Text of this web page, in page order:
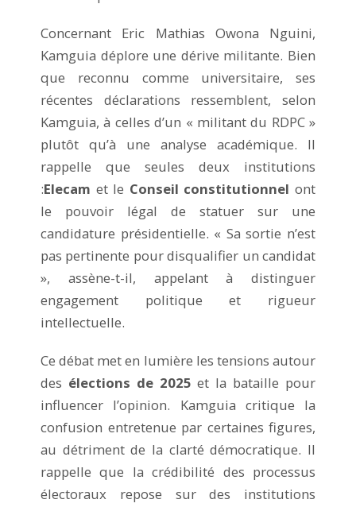
Concernant Eric Mathias Owona Nguini,
Kamguia déplore une dérive militante. Bien
que reconnu comme universitaire, ses
récentes déclarations ressemblent, selon
Kamguia, à celles d’un « militant du RDPC »
plutôt qu’à une analyse académique. Il
rappelle que seules deux institutions
:Elecam et le Conseil constitutionnel ont
le pouvoir légal de statuer sur une
candidature présidentielle. « Sa sortie n’est
pas pertinente pour disqualifier un candidat
», assène-t-il, appelant à distinguer
engagement politique et rigueur
intellectuelle.
Ce débat met en lumière les tensions autour
des élections de 2025 et la bataille pour
influencer l’opinion. Kamguia critique la
confusion entretenue par certaines figures,
au détriment de la clarté démocratique. Il
rappelle que la crédibilité des processus
électoraux repose sur des institutions